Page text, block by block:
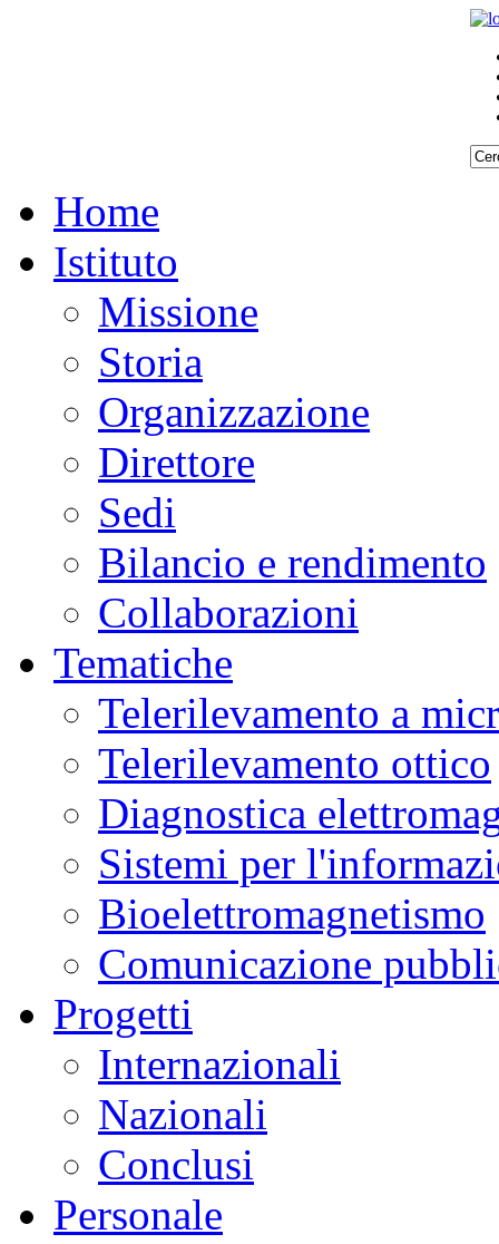
Home
Istituto
Missione
Storia
Organizzazione
Direttore
Sedi
Bilancio e rendimento
Collaborazioni
Tematiche
Telerilevamento a
Telerilevamento ottico
Diagnostica
Sistemi per
Bioelettromagnetismo
Comunicazione
Progetti
Internazionali
Nazionali
Conclusi
Personale